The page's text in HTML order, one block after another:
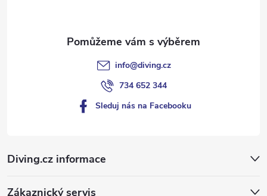
Diving.cz informace
Zákaznický servis
info@diving.cz
734 652 344
Sleduj nás na Facebooku